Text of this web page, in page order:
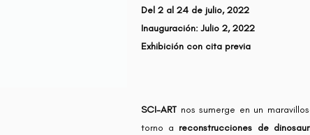
Del 2 al 24 de julio, 2022
Inauguración: Julio 2, 2022
Exhibición con cita previa
SCI-ART nos sumerge en un
torno a reconstrucciones de